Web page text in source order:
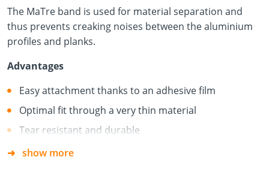
The MaTre band is used for material separation and
thus prevents creaking noises between the aluminium
profiles and planks.
Advantages
Easy attachment thanks to an adhesive film
Optimal fit through a very thin material
Tear resistant and durable
Screws can be easily screwed
show more